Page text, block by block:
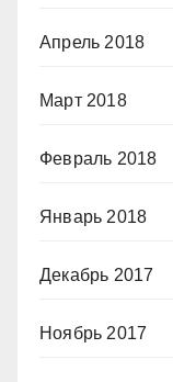
Апрель 2018
Март 2018
Февраль 2018
Январь 2018
Декабрь 2017
Ноябрь 2017